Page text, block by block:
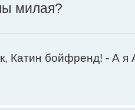
милая?
Катин бойфренд! - А я